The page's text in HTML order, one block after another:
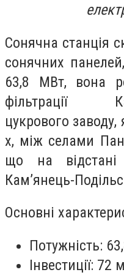
Сонячна станція
сонячних
63,8 МВт, вона
фільтрації
цукрового
х, між селами
що на
Кам’янець-
Основні
Потужність:
Інвестиції: 72